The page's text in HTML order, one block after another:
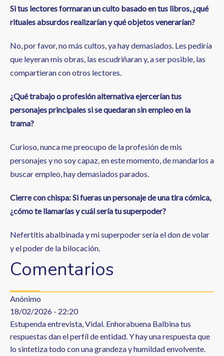
Si tus lectores formaran un culto basado en tus libros, ¿qué
rituales absurdos realizarían y qué objetos venerarían?
No, por favor, no más cultos, ya hay demasiados. Les pediría
que leyeran mis obras, las escudriñaran y, a ser posible, las
compartieran con otros lectores.
¿Qué trabajo o profesión alternativa ejercerían tus
personajes principales si se quedaran sin empleo en la
trama?
Curioso, nunca me preocupo de la profesión de mis
personajes y no soy capaz, en este momento, de mandarlos a
buscar empleo, hay demasiados parados.
Cierre con chispa: Si fueras un personaje de una tira cómica,
¿cómo te llamarías y cuál sería tu superpoder?
Nefertitis abalbinada y mi superpoder sería el don de volar
y el poder de la bilocación.
Comentarios
Anónimo
18/02/2026 - 22:20
Estupenda entrevista, Vidal. Enhorabuena Balbina tus
respuestas dan el perfíl de entidad. Y hay una respuesta que
lo sintetiza todo con una grandeza y humildad envolvente.